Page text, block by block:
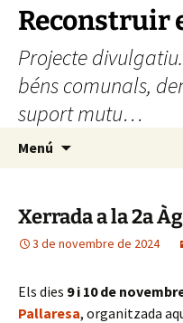
Vés
contingut
Reconstruir
Projecte
béns comunals,
suport mutu…
Menú
Xerrada a la 2a
3 de novembre de 2024
Els dies 9 i 10 de
Pallaresa, organitzada